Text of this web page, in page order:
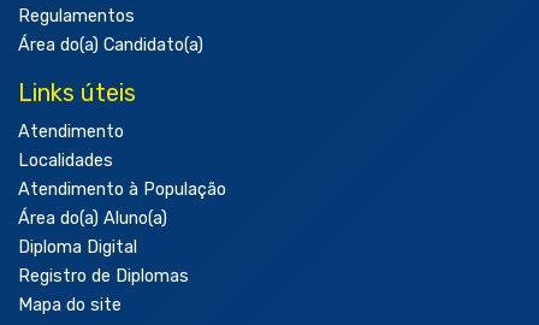
Regulamentos
Área do(a) Candidato(a)
Links úteis
Atendimento
Localidades
Atendimento à População
Área do(a) Aluno(a)
Diploma Digital
Registro de Diplomas
Mapa do site